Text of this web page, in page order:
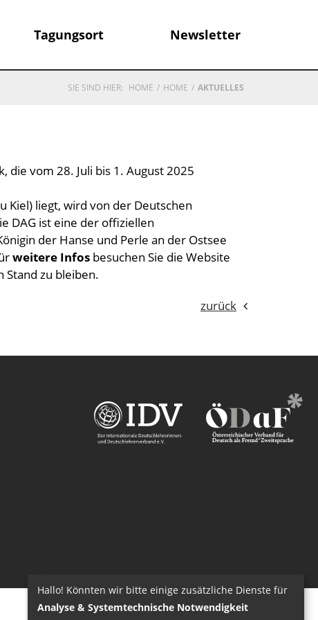
Tagungsort Newsletter
SIE SIND HIER: HOME HOME AKTUELLES
die vom 28. Juli bis 1. August 2025
Kiel) liegt, wird von der Deutschen
DAG ist eine der offiziellen
der Hanse und Perle an der Ostsee
weitere Infos besuchen Sie die Website
Stand zu bleiben.
zurück
Hallo! Könnten wir bitte einige zusätzliche Dienste für
Analyse & Systemtechnische Notwendigkeit